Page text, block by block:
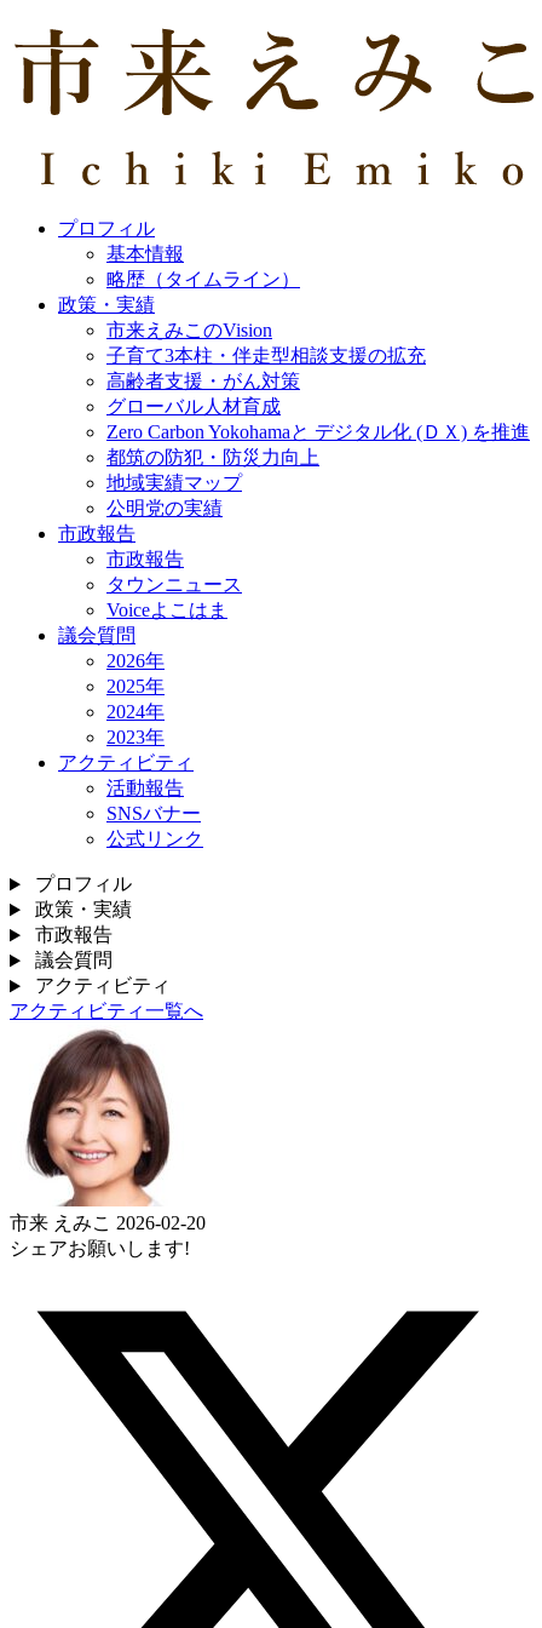
プロフィル
基本情報
略歴（タイムライン）
政策・実績
市来えみこのVision
子育て3本柱・伴走型相談支援の拡充
高齢者支援・がん対策
グローバル人材育成
Zero Carbon Yokohamaと デジタル化 (ＤＸ) を推進
都筑の防犯・防災力向上
地域実績マップ
公明党の実績
市政報告
市政報告
タウンニュース
Voiceよこはま
議会質問
2026年
2025年
2024年
2023年
アクティビティ
活動報告
SNSバナー
公式リンク
プロフィル
政策・実績
市政報告
議会質問
アクティビティ
アクティビティ一覧へ
市来 えみこ 2026-02-20
シェアお願いします!